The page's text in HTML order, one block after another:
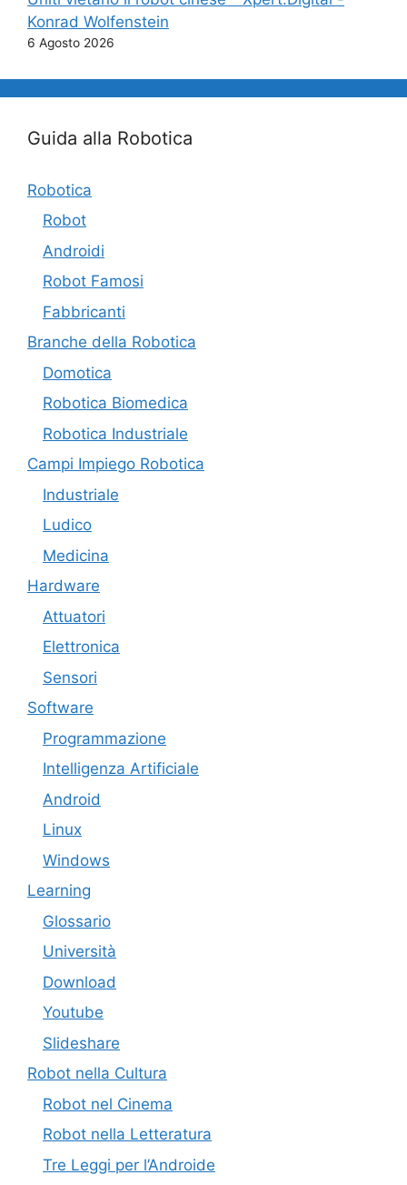
Konrad Wolfenstein
6 Agosto 2026
Guida alla Robotica
Robotica
Robot
Androidi
Robot Famosi
Fabbricanti
Branche della Robotica
Domotica
Robotica Biomedica
Robotica Industriale
Campi Impiego Robotica
Industriale
Ludico
Medicina
Hardware
Attuatori
Elettronica
Sensori
Software
Programmazione
Intelligenza Artificiale
Android
Linux
Windows
Learning
Glossario
Università
Download
Youtube
Slideshare
Robot nella Cultura
Robot nel Cinema
Robot nella Letteratura
Tre Leggi per l’Androide